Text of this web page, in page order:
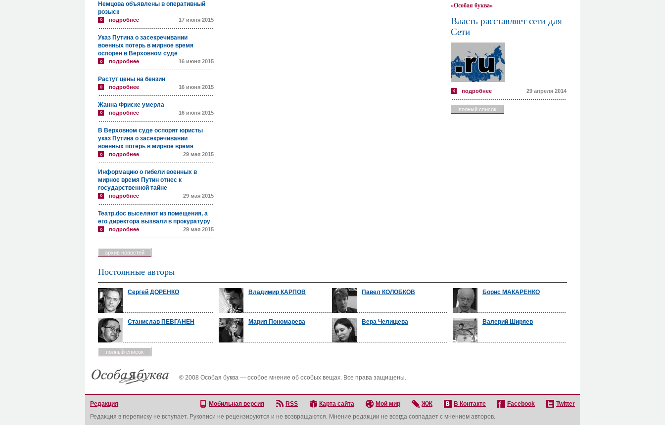
Немцова объявлены в оперативный
розыск
подробнее 17 июня 2015
Указ Путина о засекречивании
военных потерь в мирное время
оспорен в Верховном суде
подробнее 16 июня 2015
Растут цены на бензин
подробнее 16 июня 2015
Жанна Фриске умерла
подробнее 16 июня 2015
В Верховном суде оспорят юристы
указ Путина о засекречивании
военных потерь в мирное время
подробнее 29 мая 2015
Информацию о гибели военных в
мирное время Путин отнес к
государственной тайне
подробнее 29 мая 2015
Театр.doc выселяют из помещения, а
его директора вызвали в прокуратуру
подробнее 29 мая 2015
архив новостей
«Особая буква»
Власть расставляет сети для
Сети
подробнее 29 апреля 2014
полный список
Постоянные авторы
Сергей ДОРЕНКО Владимир КАРПОВ Павел КОЛОБКОВ Борис МАКАРЕНКО
Станислав ПЕВГАНЕН Мария Пономарева Вера Челищева Валерий Ширяев
полный список
© 2008 Особая буква — особое мнение об особых вещах. Все права защищены.
Редакция Мобильная версия RSS Карта сайта Мой мир ЖЖ В Контакте Facebook
Twitter
Редакция в переписку не вступает. Рукописи не рецензируются и не возвращаются. Мнение редакции не всегда совпадает с мнением авторов.